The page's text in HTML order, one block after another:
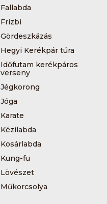
Fallabda
Frizbi
Gördeszkázás
Hegyi Kerékpár túra
Időfutam kerékpáros
verseny
Jégkorong
Jóga
Karate
Kézilabda
Kosárlabda
Kung-fu
Lövészet
Műkorcsolya